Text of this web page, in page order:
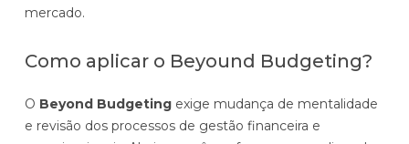
mercado.
Como aplicar o Beyound Budgeting?
O Beyond Budgeting exige mudança de mentalidade
e revisão dos processos de gestão financeira e